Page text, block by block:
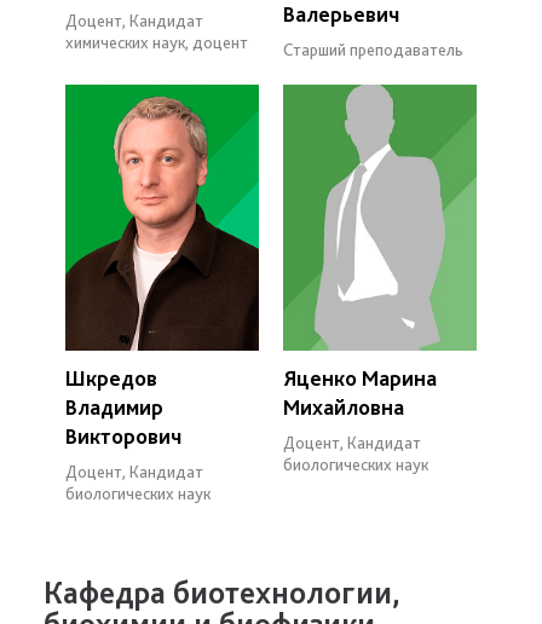
Доцент, Кандидат
химических наук, доцент
Валерьевич
Старший преподаватель
Шкредов
Владимир
Викторович
Доцент, Кандидат
биологических наук
Яценко Марина
Михайловна
Доцент, Кандидат
биологических наук
Кафедра биотехнологии,